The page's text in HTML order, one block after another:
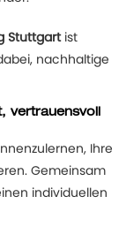
Stuttgartist
nachhaltige
vertrauensvoll
Ihre
Gemeinsam
individuellen